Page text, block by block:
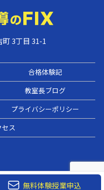
3丁目 31-1
合格体験記
教室長ブログ
プライバシーポリシー
ス
無料体験授業申込